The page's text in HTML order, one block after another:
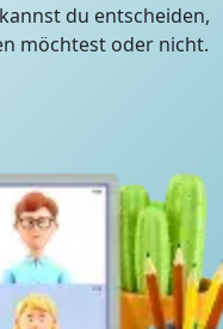
du entscheiden,
möchtest oder nicht.